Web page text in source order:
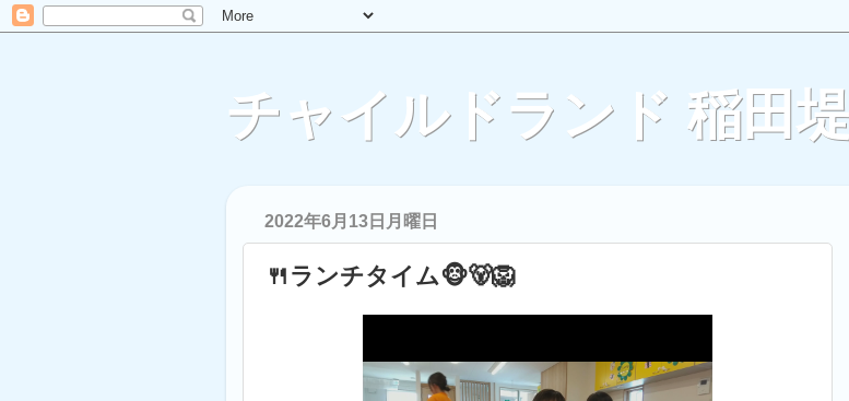
チャイルドランド 稲田
2022年6月13日月曜日
🍴ランチタイム🐵🐻🦁